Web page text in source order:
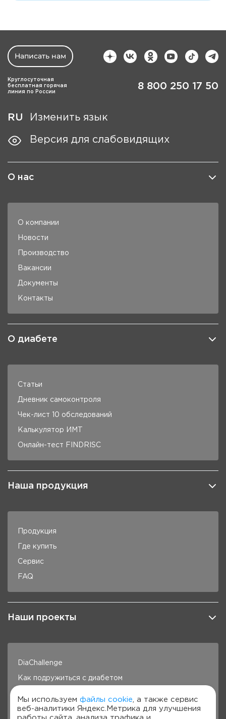
Написать нам
Круглосуточная
бесплатная горячая
линия по России
8 800 250 17 50
RU Изменить язык
Версия для слабовидящих
О нас
О компании
Новости
Производство
Вакансии
Документы
Контакты
О диабете
Статьи
Дневник самоконтроля
Чек-лист 10 обследований
Калькулятор ИМТ
Онлайн-тест FINDRISC
Наша продукция
Продукция
Где купить
Сервис
FAQ
Наши проекты
DiaChallenge
Как подружиться с диабетом
Готовим с Сателлит
Мы используем файлы cookie , а также сервис
веб-аналитики Яндекс.Метрика для улучшения